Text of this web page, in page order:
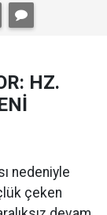
HZ.
nedeniyle
çeken